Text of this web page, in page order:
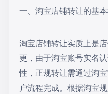
一、淘宝店铺转让的基
淘宝店铺转让实质上是
更，由于淘宝账号实名
性，正规转让需通过淘
户流程完成。根据淘宝